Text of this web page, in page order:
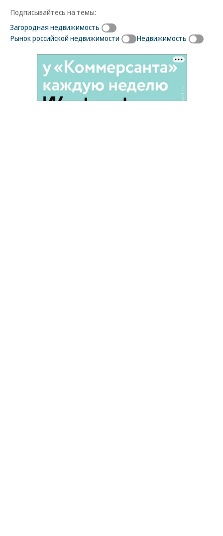
Подписывайтесь на темы:
Загородная недвижимость
Рынок российской недвижимости
Недвижимость